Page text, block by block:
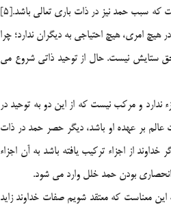
و هر كدام باشد، مآلش واحد است».[4] حال مي گوييم: حصر حمد به خداوند تعالي مستلزم آن است كه سبب حمد نيز در ذات باري تعالي باشد.[5]
امري، هيچ احتياجي به ديگران ندارد؛ چرا
ستايش نيست. حال از توحيد ذاتي شروع مي
و مركب نيست كه از اين دو به توحيد در
عالم بر عهده او باشد، ديگر حصر حمد در ذات
از اجزاء تركيب يافته باشد به آن اجزاء
بودن حمد خلل وارد مي شود.
معناست كه معتقد شويم صفات خداوند زايد